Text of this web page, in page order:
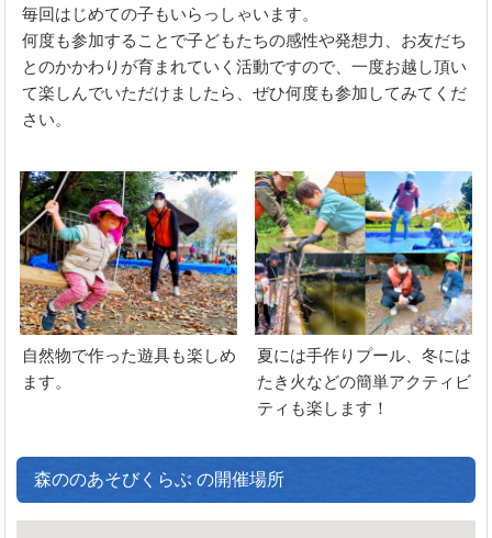
毎回はじめての子もいらっしゃいます。
何度も参加することで子どもたちの感性や発想力、お友だち
とのかかわりが育まれていく活動ですので、一度お越し頂い
て楽しんでいただけましたら、ぜひ何度も参加してみてくだ
さい。
自然物で作った遊具も楽しめ
ます。
夏には手作りプール、冬には
たき火などの簡単アクティビ
ティも楽します！
森ののあそびくらぶ の開催場所